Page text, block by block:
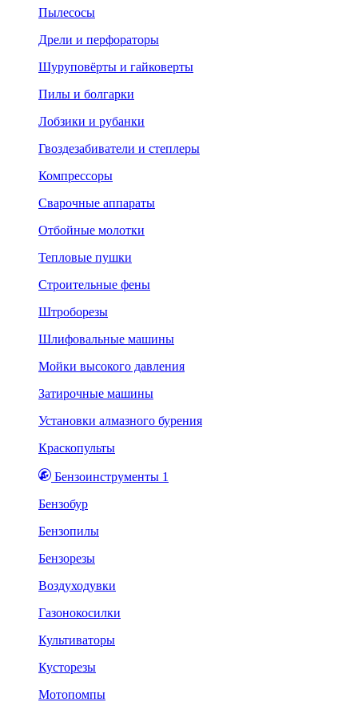
Пылесосы
Дрели и перфораторы
Шуруповёрты и гайковерты
Пилы и болгарки
Лобзики и рубанки
Гвоздезабиватели и степлеры
Компрессоры
Сварочные аппараты
Отбойные молотки
Тепловые пушки
Строительные фены
Штроборезы
Шлифовальные машины
Мойки высокого давления
Затирочные машины
Установки алмазного бурения
Краскопульты
Бензоинструменты 1
Бензобур
Бензопилы
Бензорезы
Воздуходувки
Газонокосилки
Культиваторы
Кусторезы
Мотопомпы